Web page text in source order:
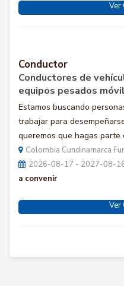
Ver
Conductor
Conductores de
equipos pesados
Estamos buscando
trabajar para
queremos que hagas parte
Colombia Cundinamarca
2026-08-17 - 2027-08-
a convenir
Ver